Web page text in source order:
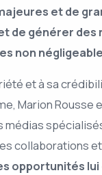
et de
de générer des
non
et à sa
Marion Rousse
médias
collaborations
opportunités